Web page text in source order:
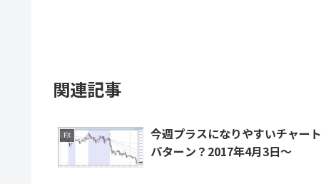
関連記事
FX
今週プラスになりやすいチャート
パターン？2017年4月3日～